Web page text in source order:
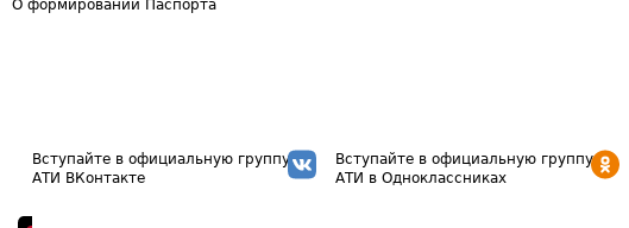
О формировании Паспорта
Вступайте в официальную группу
АТИ ВКонтакте
Вступайте в официальную группу
АТИ в Одноклассниках